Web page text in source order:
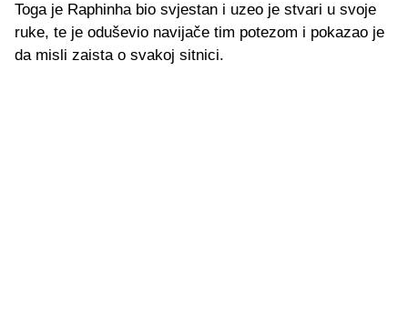
Toga je Raphinha bio svjestan i uzeo je stvari u svoje
ruke, te je oduševio navijače tim potezom i pokazao je
da misli zaista o svakoj sitnici.